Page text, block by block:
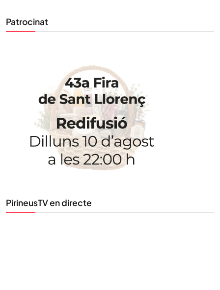
Patrocinat
PirineusTV en directe
STAY UPDATED
Uneix-te al nostre butlletí
Tota l’actualitat, seleccionada i enviada directament
al teu correu. Subscriu-te al nostre butlletí i segueix
la informació que importa.